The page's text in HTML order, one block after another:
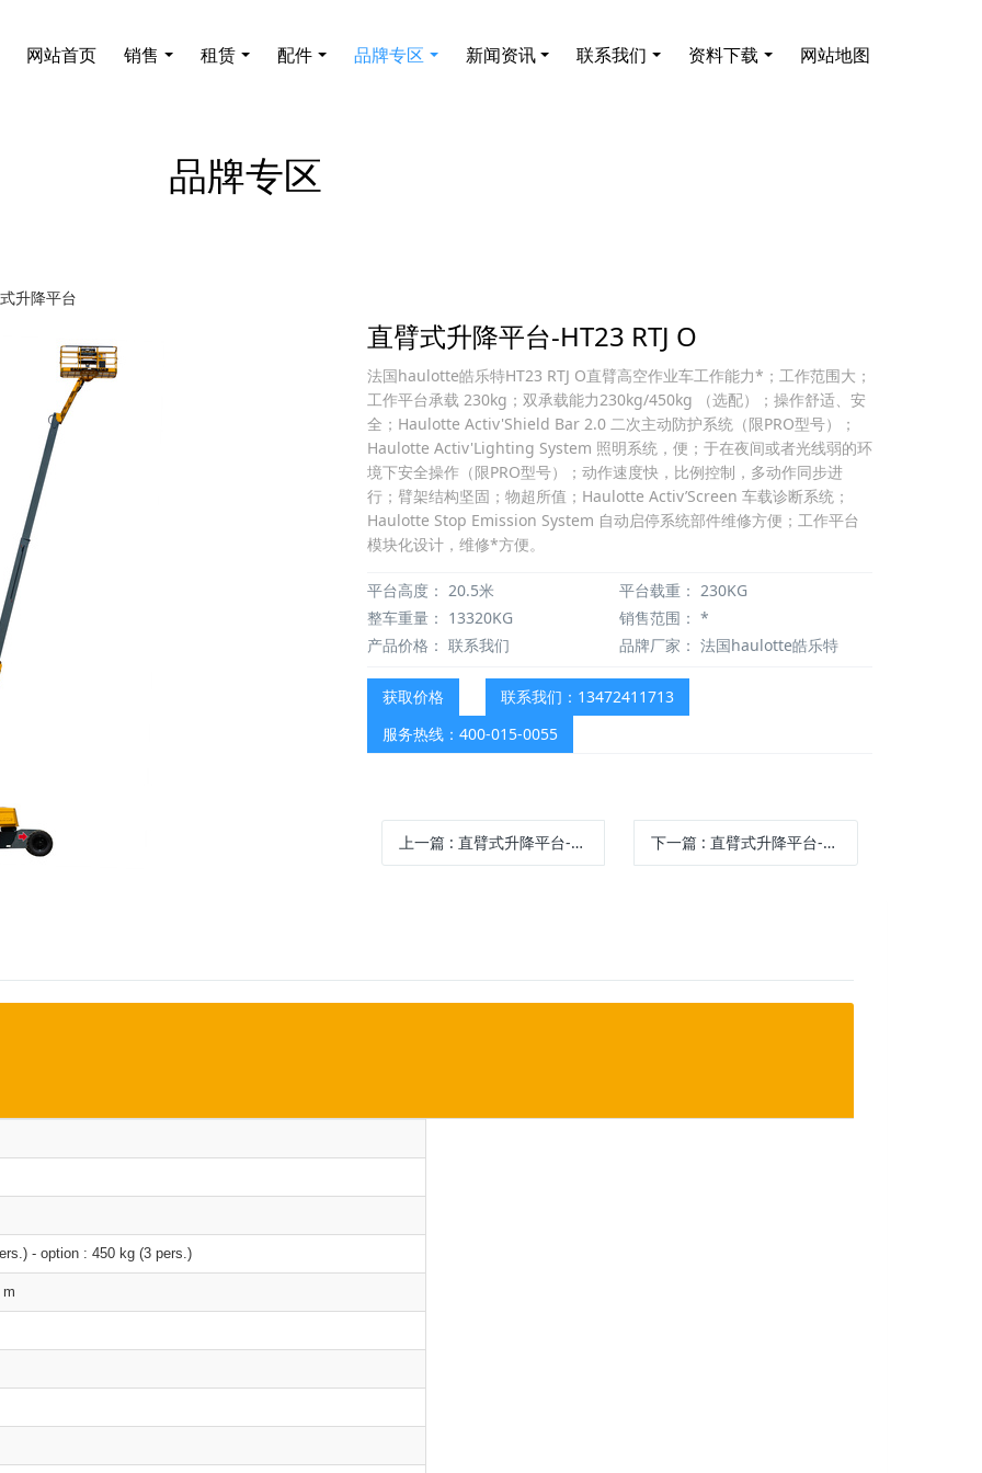
网站首页 销售 租赁 配件 品牌专区 新闻资讯 联系我们 资料下载 网站地图
品牌专区
升降平台
直臂式升降平台-HT23 RTJ O
法国haulotte皓乐特HT23 RTJ O直臂高空作业车工作能力*；工作范围大；
工作平台承载 230kg；双承载能力230kg/450kg （选配）；操作舒适、安
全；Haulotte Activ'Shield Bar 2.0 二次主动防护系统（限PRO型号）；
Haulotte Activ'Lighting System 照明系统，便；于在夜间或者光线弱的环
境下安全操作（限PRO型号）；动作速度快，比例控制，多动作同步进
行；臂架结构坚固；物超所值；Haulotte Activ’Screen 车载诊断系统；
Haulotte Stop Emission System 自动启停系统部件维修方便；工作平台
模块化设计，维修*方便。
平台高度： 20.5米 平台载重： 230KG
整车重量： 13320KG 销售范围： *
产品价格： 联系我们 品牌厂家： 法国haulotte皓乐特
获取价格
联系我们：13472411713
服务热线：400-015-0055
上一篇 : 直臂式升降平台-HT23 RTJ PRO 下一篇 : 直臂式升降平台-HT28 RTJ PRO
- option : 450 kg (3 pers.)